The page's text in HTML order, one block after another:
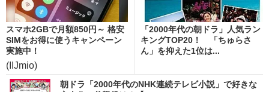
スマホ2GBで月額850円～ 格安
SIMをお得に使うキャンペーン
実施中！
(IIJmio)
「2000年代の朝ドラ」人気ラン
キングTOP20！ 「ちゅらさ
ん」を抑えた1位は...
朝ドラ「2000年代のNHK連続テレビ小説」で好きな